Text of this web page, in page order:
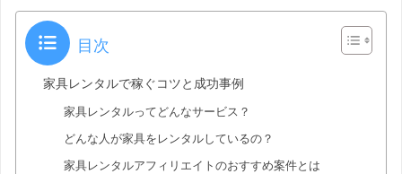
目次
家具レンタルで稼ぐコツと成功事例
家具レンタルってどんなサービス？
どんな人が家具をレンタルしているの？
家具レンタルアフィリエイトのおすすめ案件とは